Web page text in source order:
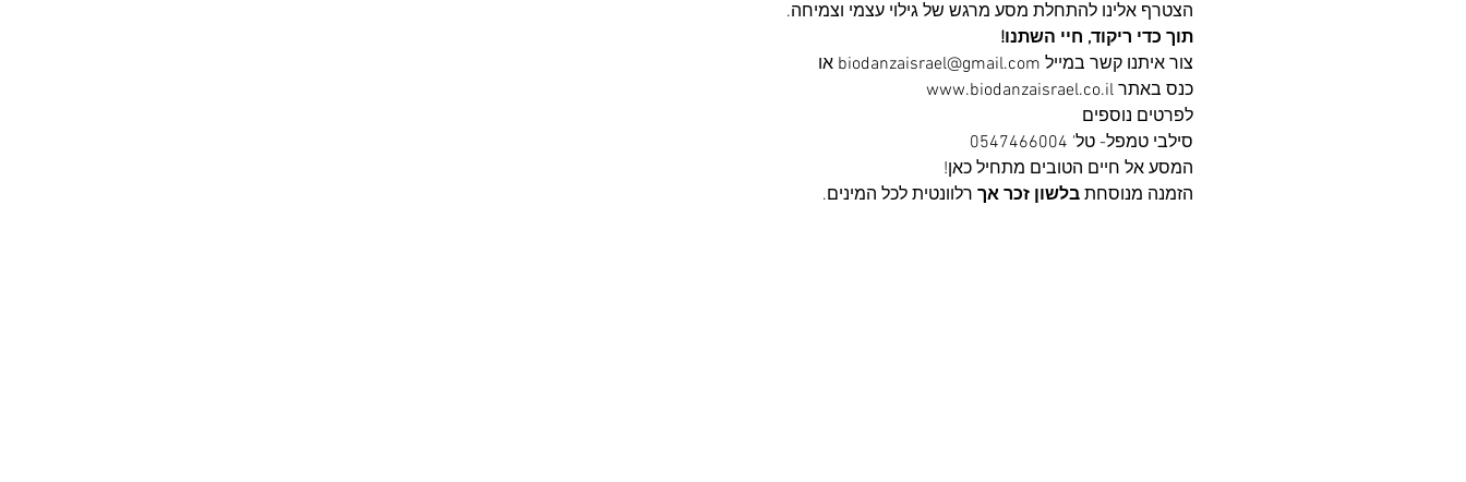
הצטרף אלינו להתחלת מסע מרגש של גילוי עצמי וצמיחה.
תוך כדי ריקוד, חיי השתנו!
צור איתנו קשר במייל biodanzaisrael@gmail.com או
כנס באתר www.biodanzaisrael.co.il
לפרטים נוספים
סילבי טמפל- טל' 0547466004
המסע אל חיים הטובים מתחיל כאן!
הזמנה מנוסחת בלשון זכר אך רלוונטית לכל המינים.